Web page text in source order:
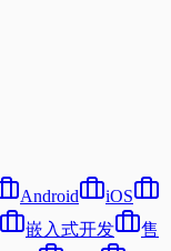
Android
iOS
嵌入式开发
售